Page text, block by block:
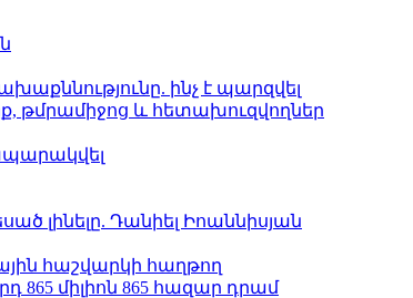
ինչ է պարզվել
թմրամիջոց և հետախուզվողներ
լինելը. Դանիել Իոաննիսյան
հաշվարկի հաղթող
865 միլիոն 865 հազար դրամ